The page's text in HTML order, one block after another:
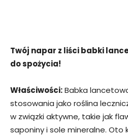
Twój napar z liści babki
do spożycia!
Właściwości:Babka
stosowania jako roślina
w związki aktywne, takie jak
saponiny i sole mineralne. Oto